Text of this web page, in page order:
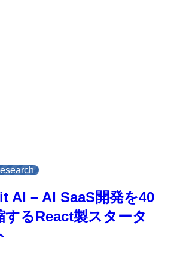
AI – AI SaaS開発を40
するReact製スタータ